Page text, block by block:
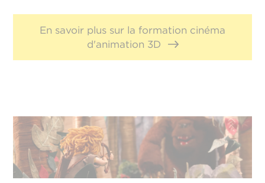
En savoir plus sur la formation cinéma
d'animation 3D